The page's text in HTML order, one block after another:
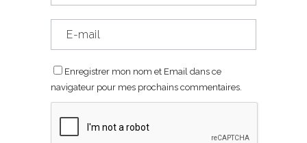
Enregistrer mon nom et Email dans ce
navigateur pour mes prochains commentaires.